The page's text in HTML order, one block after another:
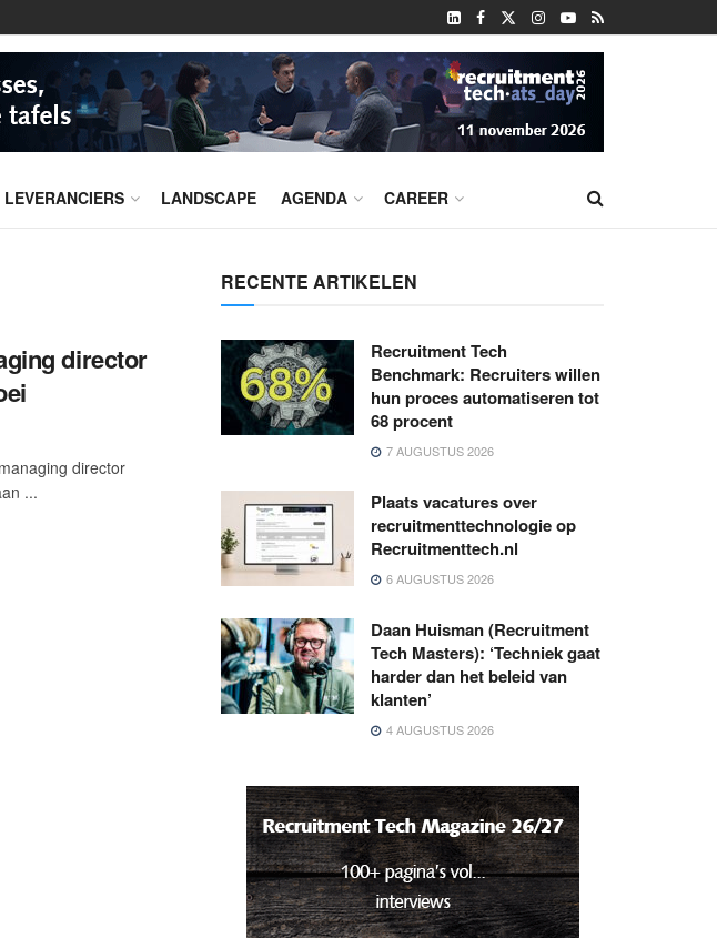
LEVERANCIERS LANDSCAPE AGENDA CAREER
director
director
...
RECENTE ARTIKELEN
Recruitment Tech
Benchmark: Recruiters willen
hun proces automatiseren tot
68 procent
7 AUGUSTUS 2026
Plaats vacatures over
recruitmenttechnologie op
Recruitmenttech.nl
6 AUGUSTUS 2026
Daan Huisman (Recruitment
Tech Masters): ‘Techniek gaat
harder dan het beleid van
klanten’
4 AUGUSTUS 2026